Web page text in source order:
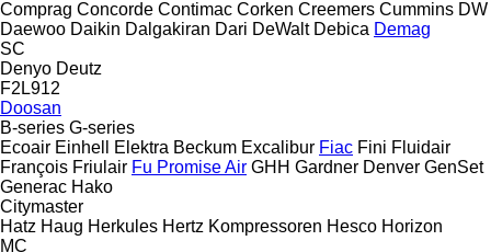
Comprag Concorde Contimac Corken Creemers Cummins DW
Daewoo Daikin Dalgakiran Dari DeWalt Debica Demag
SC
Denyo Deutz
F2L912
Doosan
B-series G-series
Ecoair Einhell Elektra Beckum Excalibur Fiac Fini Fluidair
François Friulair Fu Promise Air GHH Gardner Denver GenSet
Generac Hako
Citymaster
Hatz Haug Herkules Hertz Kompressoren Hesco Horizon
MC